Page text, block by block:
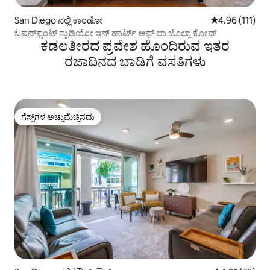
San Diego ನಲ್ಲಿ ಕಾಂಡೋ 5 ರಲ್ಲಿ 4.96
4.96 (111)
ಓಷನ್‌ಫ್ರಂಟ್ ಸ್ಟುಡಿಯೋ ಇನ್ ಹಾರ್ಟ್ ಆಫ್ ಲಾ ಜೊಲ್ಲಾ ಕೋವ್
ಕಡಲತೀರದ ಪ್ರವೇಶ ಹೊಂದಿರುವ ಇತರ
ರಜಾದಿನದ ಬಾಡಿಗೆ ವಸತಿಗಳು
ಗೆಸ್ಟ್‌ಗಳ ಅಚ್ಚುಮೆಚ್ಚಿನದು
ಗೆಸ್ಟ್‌ಗಳ ಅಚ್ಚುಮೆಚ್ಚಿನದು